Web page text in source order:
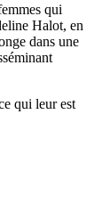
qui
Halot, en
dans une
qui leur est